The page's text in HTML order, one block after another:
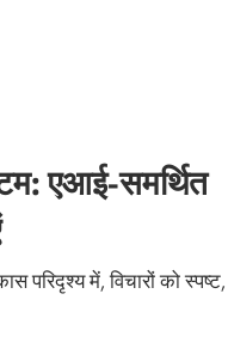
एआई-समर्थित
में, विचारों को स्पष्ट,